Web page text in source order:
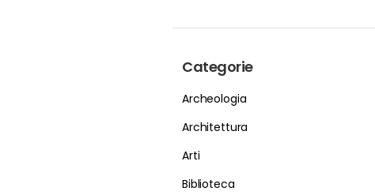
Categorie
Archeologia
Architettura
Arti
Biblioteca